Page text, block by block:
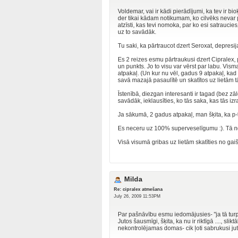
Voldemar, vai ir kādi pierādījumi, ka tev ir
der tikai kādam notikumam, ko cilvēks
atzīsti, kas tevi nomoka, par ko esi
uz to savādāk.
Tu saki, ka pārtraucot dzert Seroxat,
Es 2 reizes esmu pārtraukusi dzert
un punkts. Jo to visu var vērst par labu.
atpakaļ. (Un kur nu vēl, gadus 9 atpakaļ,
savā mazajā pasaulītē un skatītos uz lietām
Īstenībā, diezgan interesanti ir tagad (bez
savādāk, ieklausīties, ko tās saka, kas tās
Ja sākumā, 2 gadus atpakaļ, man šķita, ka
Es neceru uz 100% superveselīgumu :). Tā
Visā visumā gribas uz lietām skatīties no
Milda
Re: cipralex atmešana
July 26, 2009 11:53PM
Par pašnāvību esmu iedomājusies- "ja tā
Jutos šausmīgi, šķita, ka nu ir riktīgā ....,
nekontrolējamas domas- cik ļoti sabrukusi